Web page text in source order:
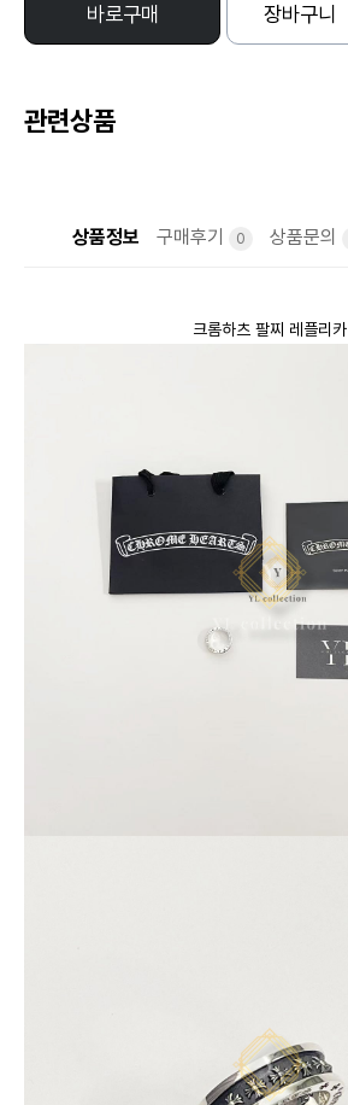
바로구매 장바구니
관련상품
상품정보 구매후기 0 상품문의
크롬하츠 팔찌 레플리카